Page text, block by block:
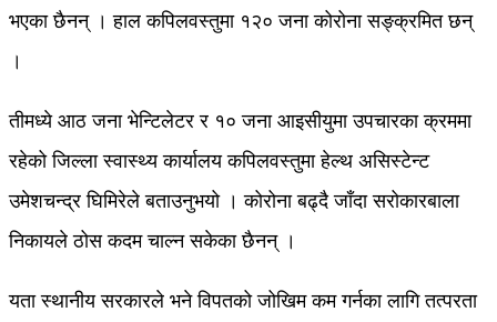
भएका छैनन् । हाल कपिलवस्तुमा १२० जना कोरोना सङ्क्रमित छन्
।
तीमध्ये आठ जना भेन्टिलेटर र १० जना आइसीयुमा उपचारका क्रममा
रहेको जिल्ला स्वास्थ्य कार्यालय कपिलवस्तुमा हेल्थ असिस्टेन्ट
उमेशचन्द्र घिमिरेले बताउनुभयो । कोरोना बढ्दै जाँदा सरोकारबाला
निकायले ठोस कदम चाल्न सकेका छैनन् ।
यता स्थानीय सरकारले भने विपतको जोखिम कम गर्नका लागि तत्परता